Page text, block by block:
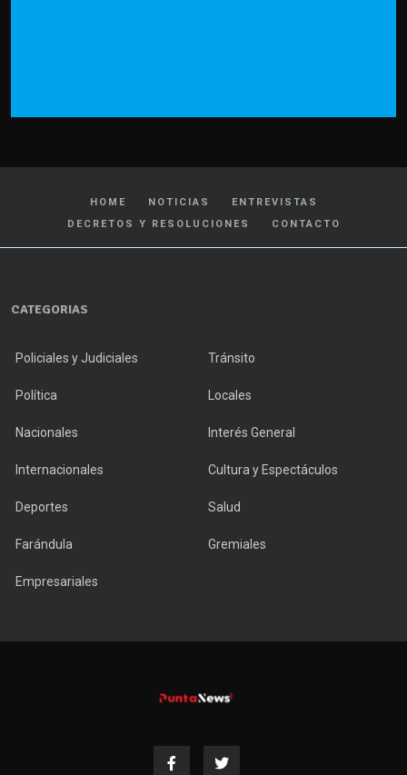
HOME NOTICIAS
ENTREVISTAS
DECRETOS Y RESOLUCIONES
CONTACTO
CATEGORIAS
Policiales y Judiciales Tránsito
Política Locales
Nacionales Interés General
Internacionales Cultura y Espectáculos
Deportes Salud
Farándula Gremiales
Empresariales